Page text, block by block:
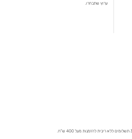
ערוץ שתבחרו.